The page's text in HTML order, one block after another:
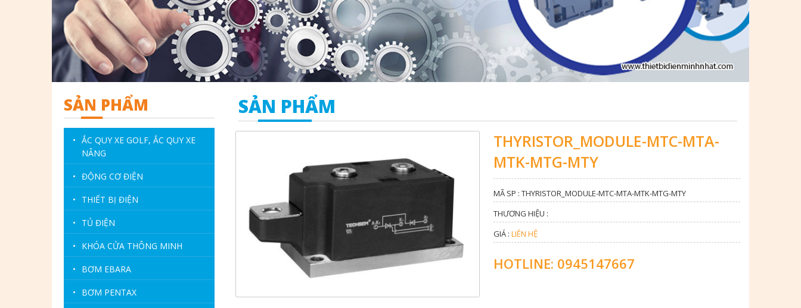
SẢN PHẨM
• ẮC QUY XE GOLF, ẮC QUY XE
NÂNG
• ĐỘNG CƠ ĐIỆN
• THIẾT BỊ ĐIỆN
• TỦ ĐIỆN
• KHÓA CỬA THÔNG MINH
• BƠM EBARA
• BƠM PENTAX
SẢN PHẨM
THYRISTOR_MODULE-MTC-MTA-
MTK-MTG-MTY
MÃ SP : THYRISTOR_MODULE-MTC-MTA-MTK-MTG-MTY
THƯƠNG HIỆU :
GIÁ :LIÊN HỆ
HOTLINE: 0945147667